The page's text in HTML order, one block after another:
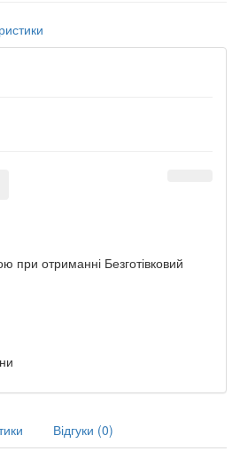
при отриманні Безготівковий
Відгуки (0)